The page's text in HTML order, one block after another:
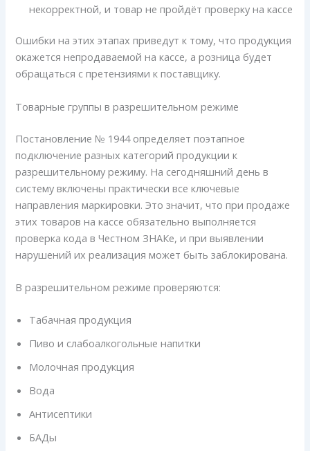
некорректной, и товар не пройдёт проверку на кассе
Ошибки на этих этапах приведут к тому, что продукция
окажется непродаваемой на кассе, а розница будет
обращаться с претензиями к поставщику.
Товарные группы в разрешительном режиме
Постановление № 1944 определяет поэтапное
подключение разных категорий продукции к
разрешительному режиму. На сегодняшний день в
систему включены практически все ключевые
направления маркировки. Это значит, что при продаже
этих товаров на кассе обязательно выполняется
проверка кода в Честном ЗНАКе, и при выявлении
нарушений их реализация может быть заблокирована.
В разрешительном режиме проверяются:
Табачная продукция
Пиво и слабоалкогольные напитки
Молочная продукция
Вода
Антисептики
БАДы